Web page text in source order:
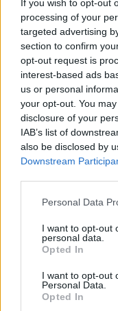
If you wish to opt-out
processing of your
targeted advertising
section to confirm
opt-out request is
interest-based ads
us or personal
your opt-out. You
disclosure of your
IAB’s list of
also be disclosed by
Downstream
Personal Data
I want to opt-out
personal data.
Opted In
I want to opt-out
Personal Data.
Opted In
ΔΕΙΤΕ
ΣΤΗΝ ΙΔΙΑ